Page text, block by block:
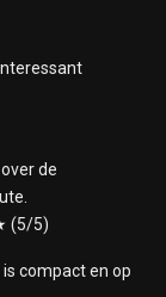
de
(5/5)
compact en op